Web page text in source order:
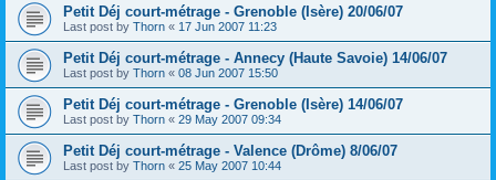
Petit Déj court-métrage - Grenoble (Isère) 20/06/07
Last post by Thorn « 17 Jun 2007 11:23
Petit Déj court-métrage - Annecy (Haute Savoie) 14/06/07
Last post by Thorn « 08 Jun 2007 15:50
Petit Déj court-métrage - Grenoble (Isère) 14/06/07
Last post by Thorn « 29 May 2007 09:34
Petit Déj court-métrage - Valence (Drôme) 8/06/07
Last post by Thorn « 25 May 2007 10:44